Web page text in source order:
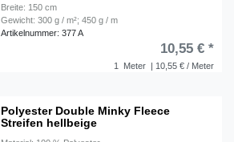
Breite: 150 cm
Gewicht: 300 g / m²; 450 g / m
Artikelnummer: 377 A
1 Meter | 10,55 € / Meter
10,55 € *
Polyester Double Minky Fleece
Streifen hellbeige